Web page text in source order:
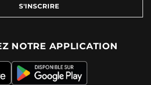
S'INSCRIRE
NOTRE APPLICATION